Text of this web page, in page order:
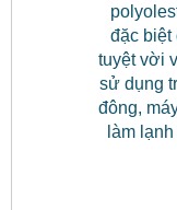
đặc biệt
tuyệt vời
sử dụng
đông,
làm